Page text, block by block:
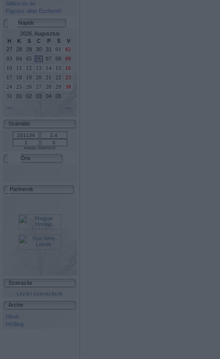
SiMon és én
Figyusz alias Észbontó
Naptár
2026. Augusztus
H
K S C P S
V
27
28 29 30 31 01
02
03
04 05 06 07 08
09
10
11 12 13 14 15
16
17
18 19 20 21 22
23
24
25 26 27 28 29
30
31
01 02 03 04
05
<<
>>
Számláló
Indulás: 2004-03-20
Óra
Partnerek
Szavazás
Lezárt szavazások
Archiv
Hírek
HírBlog